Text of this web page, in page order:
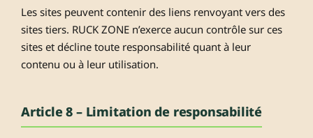
Les sites peuvent contenir des liens renvoyant vers des
sites tiers. RUCK ZONE n’exerce aucun contrôle sur ces
sites et décline toute responsabilité quant à leur
contenu ou à leur utilisation.
Article 8 – Limitation de responsabilité